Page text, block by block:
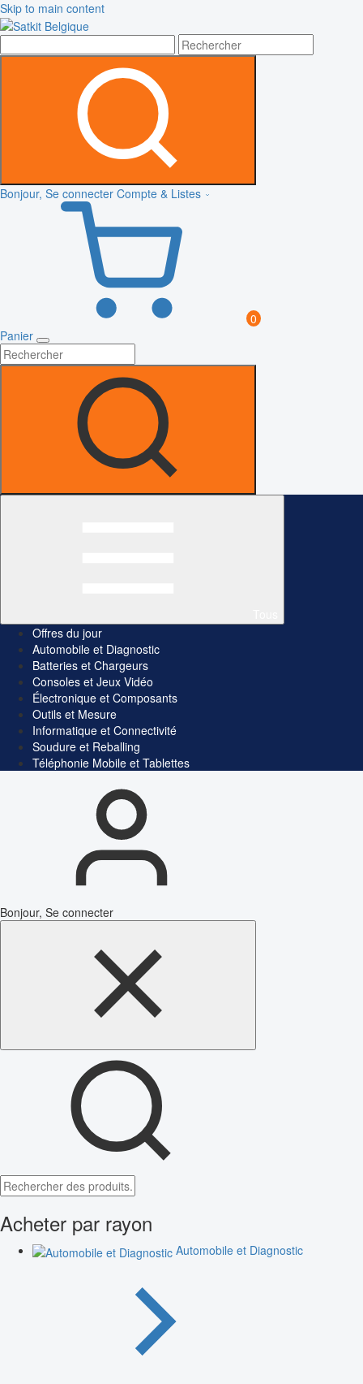
Skip to main content
Bonjour, Se connecter Compte & Listes
0
Panier
Offres du jour
Automobile et Diagnostic
Batteries et Chargeurs
Consoles et Jeux Vidéo
Électronique et Composants
Outils et Mesure
Informatique et Connectivité
Soudure et Reballing
Téléphonie Mobile et Tablettes
Bonjour, Se connecter
Acheter par rayon
Automobile et Diagnostic